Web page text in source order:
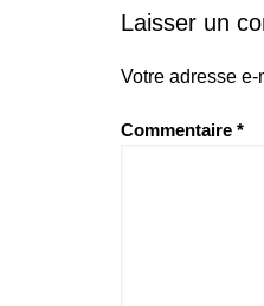
Laisser un
Votre adresse
Commentaire *